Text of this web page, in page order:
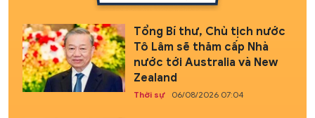
Tổng Bí thư, Chủ tịch nước
Tô Lâm sẽ thăm cấp Nhà
nước tới Australia và New
Zealand
Thời sự 06/08/2026 07:04